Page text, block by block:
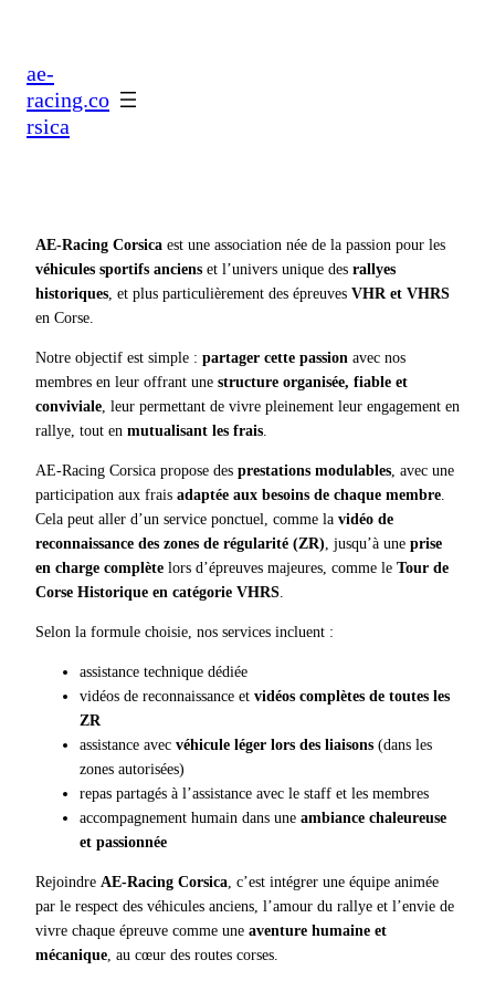
ae-
racing.co
rsica
AE-Racing Corsica est une association née de la passion pour les
véhicules sportifs anciens et l’univers unique des rallyes
historiques , et plus particulièrement des épreuves VHR et VHRS
en Corse.
Notre objectif est simple : partager cette passion avec nos
membres en leur offrant une structure organisée, fiable et
conviviale , leur permettant de vivre pleinement leur engagement en
rallye, tout en mutualisant les frais
AE-Racing Corsica propose des prestations modulables , avec une
participation aux frais adaptée aux besoins de chaque membre
Cela peut aller d’un service ponctuel, comme la vidéo de
reconnaissance des zones de régularité (ZR) , jusqu’à une prise
en charge complète lors d’épreuves majeures, comme le Tour de
Corse Historique en catégorie VHRS
Selon la formule choisie, nos services incluent :
assistance technique dédiée
vidéos de reconnaissance et vidéos complètes de toutes les
ZR
assistance avec véhicule léger lors des liaisons (dans les
zones autorisées)
repas partagés à l’assistance avec le staff et les membres
accompagnement humain dans une ambiance chaleureuse
et passionnée
Rejoindre AE-Racing Corsica, c’est intégrer une équipe animée
par le respect des véhicules anciens, l’amour du rallye et l’envie de
vivre chaque épreuve comme une aventure humaine et
mécanique, au cœur des routes corses.